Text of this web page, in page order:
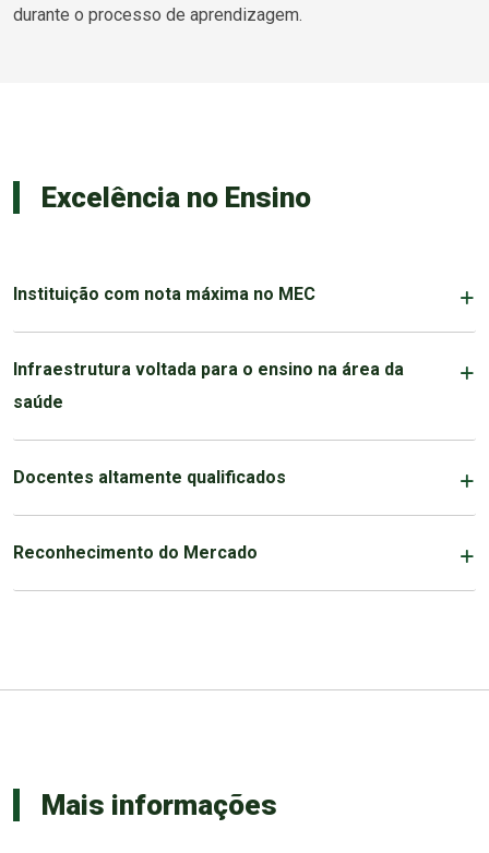
durante o processo de aprendizagem.
Excelência no Ensino
Instituição com nota máxima no MEC
Infraestrutura voltada para o ensino na área da
saúde
Docentes altamente qualificados
Reconhecimento do Mercado
Mais informações